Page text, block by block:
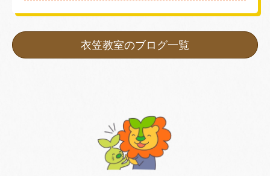
衣笠教室のブログ一覧